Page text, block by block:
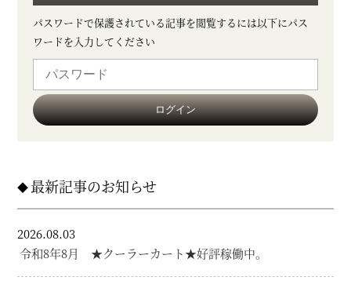
パスワードで保護されている記事を閲覧するには以下にパス
ワードを入力してください
最新記事のお知らせ
2026.08.03
令和8年8月 ★クーラーカート★好評稼働中。